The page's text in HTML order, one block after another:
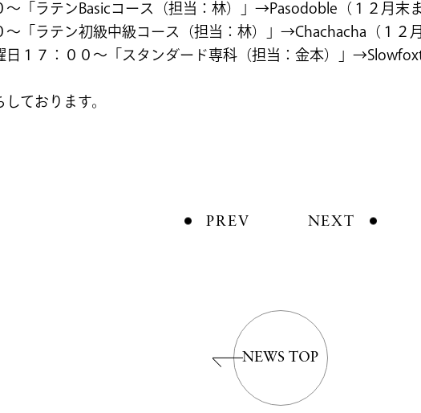
「ラテンBasicコース（担当：林）」→Pasodoble（１２月末
「ラテン初級中級コース（担当：林）」→Chachacha（１２
１７：００～「スタンダード専科（担当：金本）」
ております。
PREV NEXT
NEWS TOP